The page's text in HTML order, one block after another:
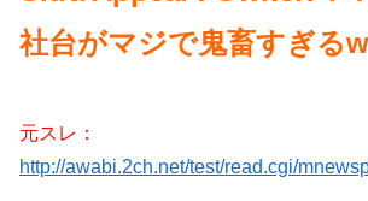
社台がマジで鬼畜すぎるw
元スレ：
http://awabi.2ch.net/test/read.cgi/